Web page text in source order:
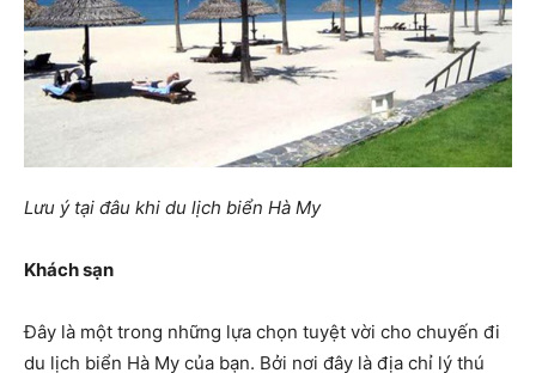
Lưu ý tại đâu khi du lịch biển Hà My
Khách sạn
Đây là một trong những lựa chọn tuyệt vời cho chuyến đi
du lịch biển Hà My của bạn. Bởi nơi đây là địa chỉ lý thú